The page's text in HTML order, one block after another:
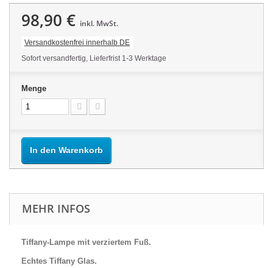
98,90 € inkl. MwSt.
Versandkostenfrei innerhalb DE
Sofort versandfertig, Lieferfrist 1-3 Werktage
Menge
In den Warenkorb
MEHR INFOS
Tiffany-Lampe mit verziertem Fuß.
Echtes Tiffany Glas.